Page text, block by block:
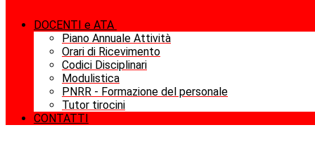
DOCENTI e ATA
Piano Annuale Attività
Orari di Ricevimento
Codici Disciplinari
Modulistica
PNRR - Formazione del personale
Tutor tirocini
CONTATTI